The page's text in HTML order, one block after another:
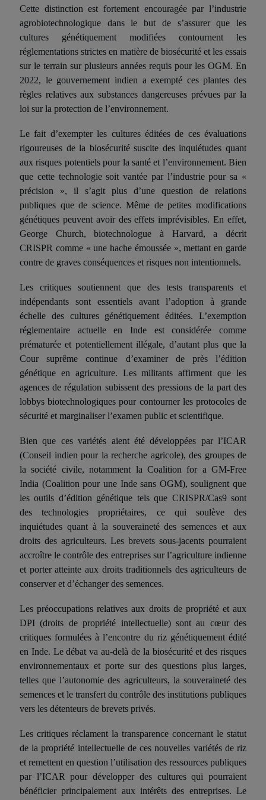
Cette distinction est fortement encouragée par l’industrie
agrobiotechnologique dans le but de s’assurer que les
cultures génétiquement modifiées contournent les
réglementations strictes en matière de biosécurité et les essais
sur le terrain sur plusieurs années requis pour les OGM. En
2022, le gouvernement indien a exempté ces plantes des
règles relatives aux substances dangereuses prévues par la
loi sur la protection de l’environnement.
Le fait d’exempter les cultures éditéesde ces évaluations
rigoureuses de la biosécurité suscite des inquiétudes quant
aux risques potentiels pour la santé et l’environnement. Bien
que cette technologie soit vantée par l’industrie pour sa «
précision », il s’agit plus d’une question de relations
publiques que de science. Même de petites modifications
génétiques peuvent avoir des effets imprévisibles. En effet,
George Church, biotechnologue à Harvard, a décrit
CRISPR comme « une hache émoussée », mettant en garde
contre de graves conséquences et risques non intentionnels.
Les critiques soutiennent que des tests transparents et
indépendants sont essentiels avant l’adoption à grande
échelle des cultures génétiquementéditées. L’exemption
réglementaire actuelle en Inde est considérée comme
prématurée et potentiellement illégale, d’autant plus que la
Cour suprême continue d’examiner de près l’édition
génétique en agriculture. Les militants affirment que les
agences de régulation subissent des pressions de la part des
lobbys biotechnologiques pour contourner les protocoles de
sécurité et marginaliser l’examen public et scientifique.
Bien que ces variétés aientété développées par l’ICAR
(Conseil indien pour la recherche agricole), des groupes de
la société civile, notamment la Coalition for a GM-Free
India (Coalition pour une Inde sans OGM), soulignent que
les outils d’édition génétique tels que CRISPR/Cas9 sont
des technologies propriétaires, ce qui soulève des
inquiétudes quant à la souveraineté des semences et aux
droits des agriculteurs. Les brevets sous-jacents pourraient
accroître le contrôle des entreprises sur l’agriculture indienne
et porter atteinte aux droits traditionnels des agriculteurs de
conserver et d’échanger des semences.
Les préoccupations relatives aux droits de propriété et aux
DPI(droits de propriété intellectuelle) sont au cœur des
critiques formulées à l’encontre du riz génétiquement édité
en Inde. Le débat va au-delà de la biosécurité et des risques
environnementaux et porte sur des questions plus larges,
telles que l’autonomie des agriculteurs, la souveraineté des
semences et le transfert du contrôle des institutions publiques
vers les détenteurs de brevets privés.
Les critiques réclament la transparence concernant le statut
de la propriété intellectuelle de ces nouvelles variétés de riz
et remettent en question l’utilisation des ressources publiques
par l’ICAR pour développer des cultures qui pourraient
bénéficier principalement aux intérêts des entreprises. Le